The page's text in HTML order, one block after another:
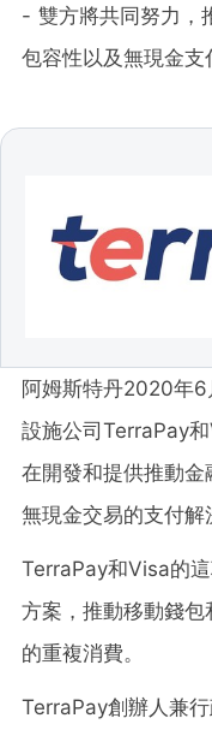
- 雙方將共同努力，
包容性以及無現金支
阿姆斯特丹2020年
設施公司TerraPay
在開發和提供推動
無現金交易的支付解
TerraPay和Visa的
方案，推動移動錢
的重複消費。
TerraPay創辦人兼